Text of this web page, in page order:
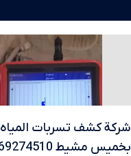
شركة كشف تسربات المياه
بخميس مشيط 0569274510